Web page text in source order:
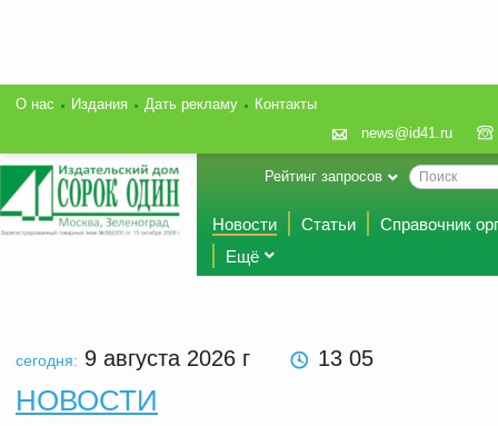
О нас Издания Дать рекламу
Контакты
news@id41.ru
Рейтинг запросов
Новости Статьи
Справочник
Ещё
сегодня: 9 августа 2026 г 13 05
НОВОСТИ